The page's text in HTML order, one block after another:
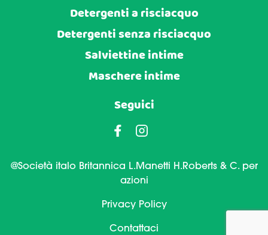
Detergenti a risciacquo
Detergenti senza risciacquo
Salviettine intime
Maschere intime
Seguici
@Società italo Britannica L.Manetti H.Roberts & C. per
azioni
Privacy Policy
Contattaci